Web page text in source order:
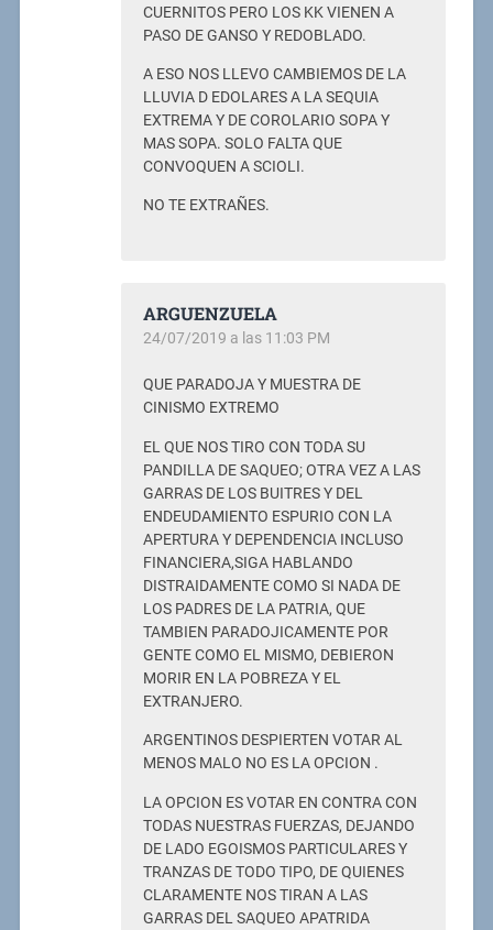
CUERNITOS PERO LOS KK VIENEN A
PASO DE GANSO Y REDOBLADO.
A ESO NOS LLEVO CAMBIEMOS DE LA
LLUVIA D EDOLARES A LA SEQUIA
EXTREMA Y DE COROLARIO SOPA Y
MAS SOPA. SOLO FALTA QUE
CONVOQUEN A SCIOLI.
NO TE EXTRAÑES.
ARGUENZUELA
24/07/2019 a las 11:03 PM
QUE PARADOJA Y MUESTRA DE
CINISMO EXTREMO
EL QUE NOS TIRO CON TODA SU
PANDILLA DE SAQUEO; OTRA VEZ A LAS
GARRAS DE LOS BUITRES Y DEL
ENDEUDAMIENTO ESPURIO CON LA
APERTURA Y DEPENDENCIA INCLUSO
FINANCIERA,SIGA HABLANDO
DISTRAIDAMENTE COMO SI NADA DE
LOS PADRES DE LA PATRIA, QUE
TAMBIEN PARADOJICAMENTE POR
GENTE COMO EL MISMO, DEBIERON
MORIR EN LA POBREZA Y EL
EXTRANJERO.
ARGENTINOS DESPIERTEN VOTAR AL
MENOS MALO NO ES LA OPCION .
LA OPCION ES VOTAR EN CONTRA CON
TODAS NUESTRAS FUERZAS, DEJANDO
DE LADO EGOISMOS PARTICULARES Y
TRANZAS DE TODO TIPO, DE QUIENES
CLARAMENTE NOS TIRAN A LAS
GARRAS DEL SAQUEO APATRIDA